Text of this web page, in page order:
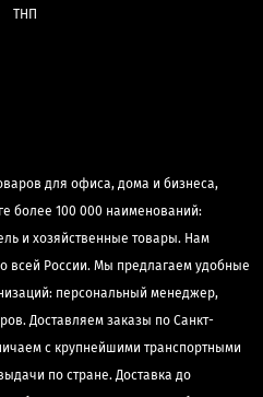
ТНП
для офиса, дома и бизнеса,
более 100 000 наименований:
и хозяйственные товары. Нам
всей России. Мы предлагаем удобные
персональный менеджер,
Доставляем заказы по Санкт-
с крупнейшими транспортными
по стране. Доставка до